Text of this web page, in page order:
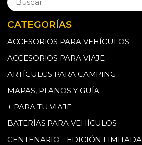
CATEGORÍAS
ACCESORIOS PARA VEHÍCULOS
ACCESORIOS PARA VIAJE
ARTÍCULOS PARA CAMPING
MAPAS, PLANOS Y GUÍA
+ PARA TU VIAJE
BATERÍAS PARA VEHÍCULOS
CENTENARIO - EDICIÓN LIMITADA